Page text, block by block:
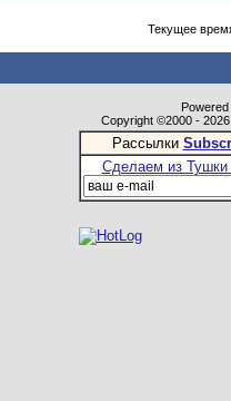
Текущее
Copyright ©2000 -
Рассылки
Сделаем из Тушки